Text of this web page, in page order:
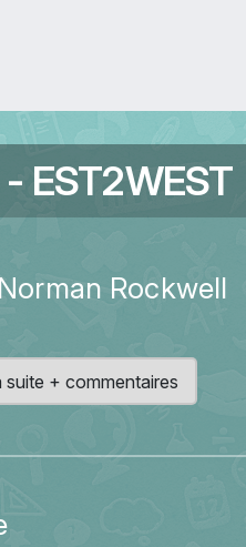
EST2WEST
Rockwell
suite + commentaires